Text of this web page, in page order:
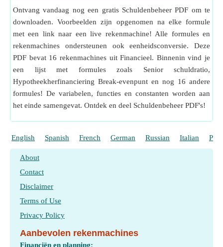
LFCF Geleverde vrije kasstroom
MC Hypotheek constante
MLC Maximale kredietlijn
MLVR Maximale lening-waardeverhouding
MRBP Hypotheekherfinanciering Break-evenpunt
MS
NB Netto lenen
No.daysAantal dagen in periode
NOI
OC
OMB
OR
PIK% Betaalde rente in natura
Ontvang vandaag nog een gratis Schuldenbeheer PDF om te
downloaden. Voorbeelden zijn opgenomen na elke formule
met een link naar een live rekenmachine! Alle formules en
rekenmachines ondersteunen ook eenheidsconversie. Deze
PDF bevat 16 rekenmachines uit Financieel. Binnenin vind je
een lijst met formules zoals Senior schuldratio,
Hypotheekherfinanciering Break-evenpunt en nog 16 andere
formules! De variabelen, functies en constanten worden aan
het einde samengevat. Ontdek en deel Schuldenbeheer PDF's!
English Spanish French German Russian Italian
About
Contact
Disclaimer
Terms of Use
Privacy Policy
Aanbevolen rekenmachines
Financiën en planning: